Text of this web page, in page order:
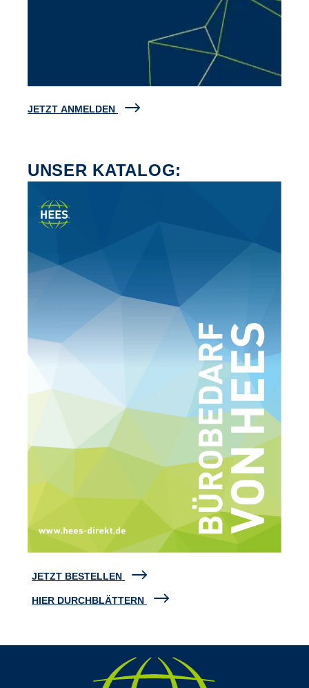
JETZT ANMELDEN
UNSER KATALOG:
JETZT BESTELLEN
HIER DURCHBLÄTTERN